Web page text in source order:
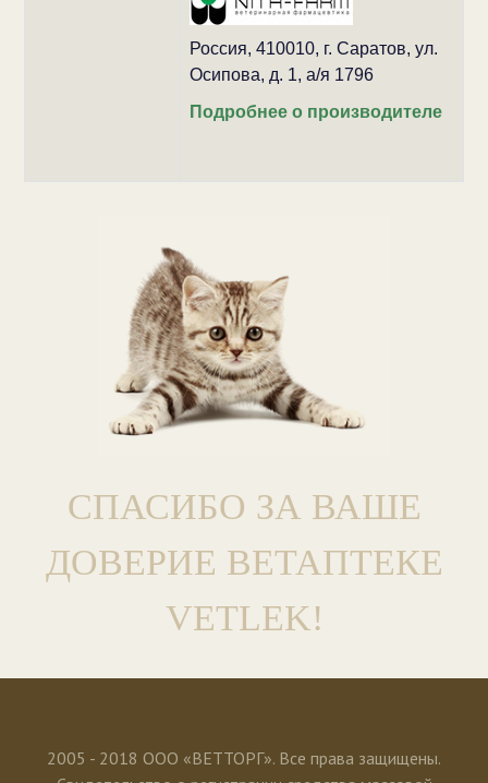
Россия, 410010, г. Саратов, ул.
Осипова, д. 1, а/я 1796
Подробнее о производителе
СПАСИБО ЗА ВАШЕ
ДОВЕРИЕ ВЕТАПТЕКЕ
VETLEK!
2005 - 2018 ООО «ВЕТТОРГ». Все права защищены.